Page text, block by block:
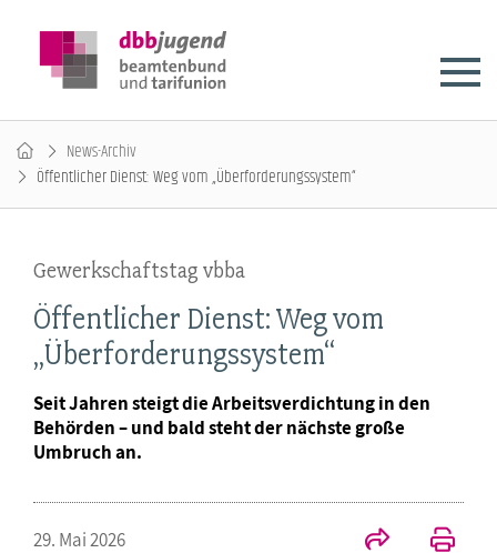
News-Archiv
Öffentlicher Dienst: Weg vom „Überforderungssystem“
Gewerkschaftstag vbba
Öffentlicher Dienst: Weg vom
„Überforderungssystem“
Seit Jahren steigt die Arbeitsverdichtung in den
Behörden – und bald steht der nächste große
Umbruch an.
29. Mai 2026